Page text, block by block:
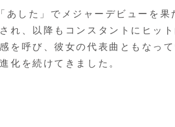
した」でメジャーデビューを果
れ、以降もコンスタントにヒッ
を呼び、彼女の代表曲ともなっ
化を続けてきました。